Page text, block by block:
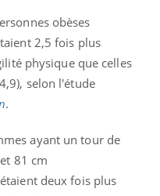
obèses
2,5 fois plus
physique que celles
selon l'étude
.
ayant un tour de
81 cm
deux fois plus